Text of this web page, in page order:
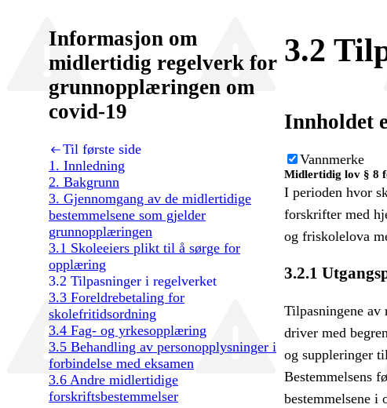
Informasjon om
midlertidig regelverk for
grunnopplæringen om
covid-19
Til første side
1. Innledning
2. Bakgrunn
3. Gjennomgang av de midlertidige
bestemmelsene som gjelder
grunnopplæringen
3.1 Skoleeiers plikt til å sørge for
opplæring
3.2 Tilpasninger i regelverket
3.3 Foreldrebetaling for
skolefritidsordning
3.4 Fag- og yrkesopplæring
3.5 Behandling av personopplysninger i
forbindelse med eksamen
3.6 Andre midlertidige
forskriftsbestemmelser
3.2
Innholdet
Vannmerke
Midlertidig lov § 8
I perioden hvor
forskrifter med
og friskolelova
3.2.1
Tilpasningene av
driver med
og suppleringer
Bestemmelsens
bestemmelsene